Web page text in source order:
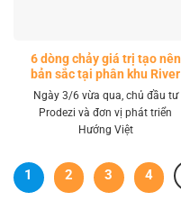
6 dòng chảy giá trị tạo nên
bản sắc tại phân khu River
Park LA Home
Ngày 3/6 vừa qua, chủ đầu tư
Prodezi và đơn vị phát triển
Hướng Việt
1 2 3 4